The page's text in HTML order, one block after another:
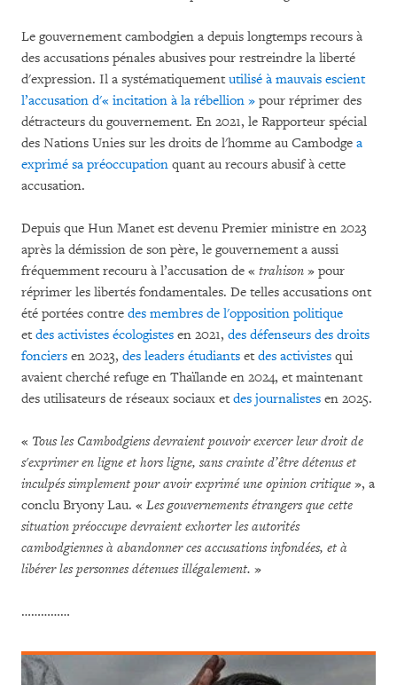
Le gouvernement cambodgien a depuis longtemps recours à
des accusations pénales abusives pour restreindre la liberté
d'expression. Il a systématiquement utilisé à mauvais escient
l’accusation d'« incitation à la rébellion » pour réprimer des
détracteurs du gouvernement. En 2021, le Rapporteur spécial
des Nations Unies sur les droits de l'homme au Cambodge a
exprimé sa préoccupation quant au recours abusif à cette
accusation.
Depuis que Hun Manet est devenu Premier ministre en 2023
après la démission de son père, le gouvernement a aussi
fréquemment recouru à l’accusation de « trahison » pour
réprimer les libertés fondamentales. De telles accusations ont
été portées contre des membres de l'opposition politique
et des activistes écologistes en 2021, des défenseurs des droits
fonciers en 2023, des leaders étudiants et des activistes qui
avaient cherché refuge en Thaïlande en 2024, et maintenant
des utilisateurs de réseaux sociaux et des journalistes en 2025.
« Tous les Cambodgiens devraient pouvoir exercer leur droit de
s'exprimer en ligne et hors ligne, sans crainte d’être détenus et
inculpés simplement pour avoir exprimé une opinion critique », a
conclu Bryony Lau. « Les gouvernements étrangers que cette
situation préoccupe devraient exhorter les autorités
cambodgiennes à abandonner ces accusations infondées, et à
libérer les personnes détenues illégalement. »
……………